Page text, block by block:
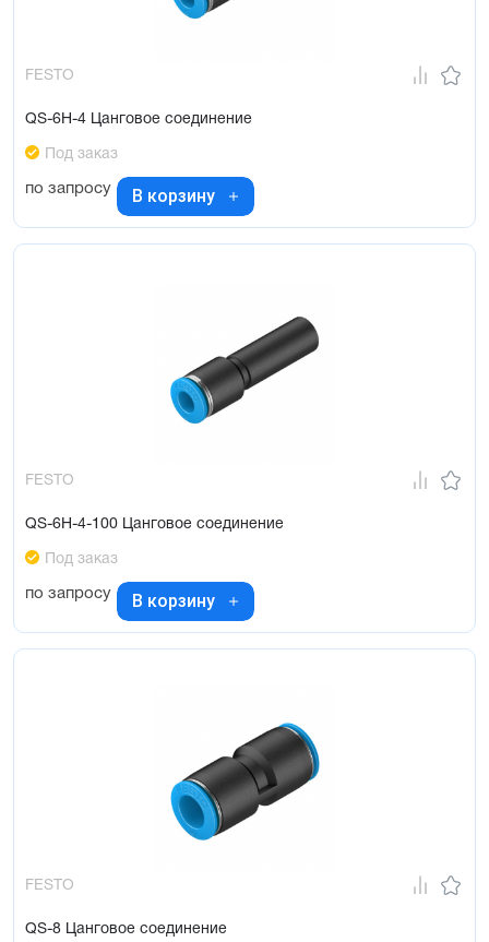
FESTO
QS-6H-4 Цанговое соединение
Под заказ
по запросу В корзину
FESTO
QS-6H-4-100 Цанговое соединение
Под заказ
по запросу В корзину
FESTO
QS-8 Цанговое соединение